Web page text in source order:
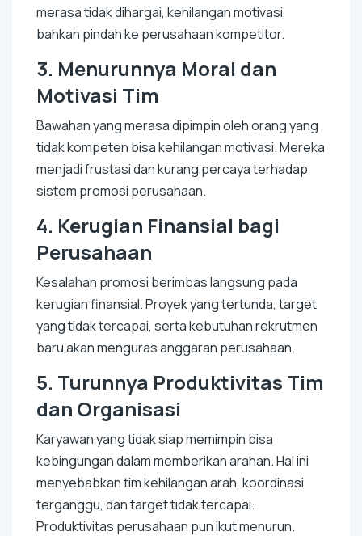
merasa tidak dihargai, kehilangan motivasi,
bahkan pindah ke perusahaan kompetitor.
3. Menurunnya Moral dan
Motivasi Tim
Bawahan yang merasa dipimpin oleh orang yang
tidak kompeten bisa kehilangan motivasi. Mereka
menjadi frustasi dan kurang percaya terhadap
sistem promosi perusahaan.
4. Kerugian Finansial bagi
Perusahaan
Kesalahan promosi berimbas langsung pada
kerugian finansial. Proyek yang tertunda, target
yang tidak tercapai, serta kebutuhan rekrutmen
baru akan menguras anggaran perusahaan.
5. Turunnya Produktivitas Tim
dan Organisasi
Karyawan yang tidak siap memimpin bisa
kebingungan dalam memberikan arahan. Hal ini
menyebabkan tim kehilangan arah, koordinasi
terganggu, dan target tidak tercapai.
Produktivitas perusahaan pun ikut menurun.